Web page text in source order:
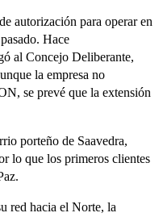
autorización para operar en
Hace
al Concejo Deliberante,
la empresa no
se prevé que la extensión
porteño de Saavedra,
lo que los primeros clientes
red hacia el Norte, la